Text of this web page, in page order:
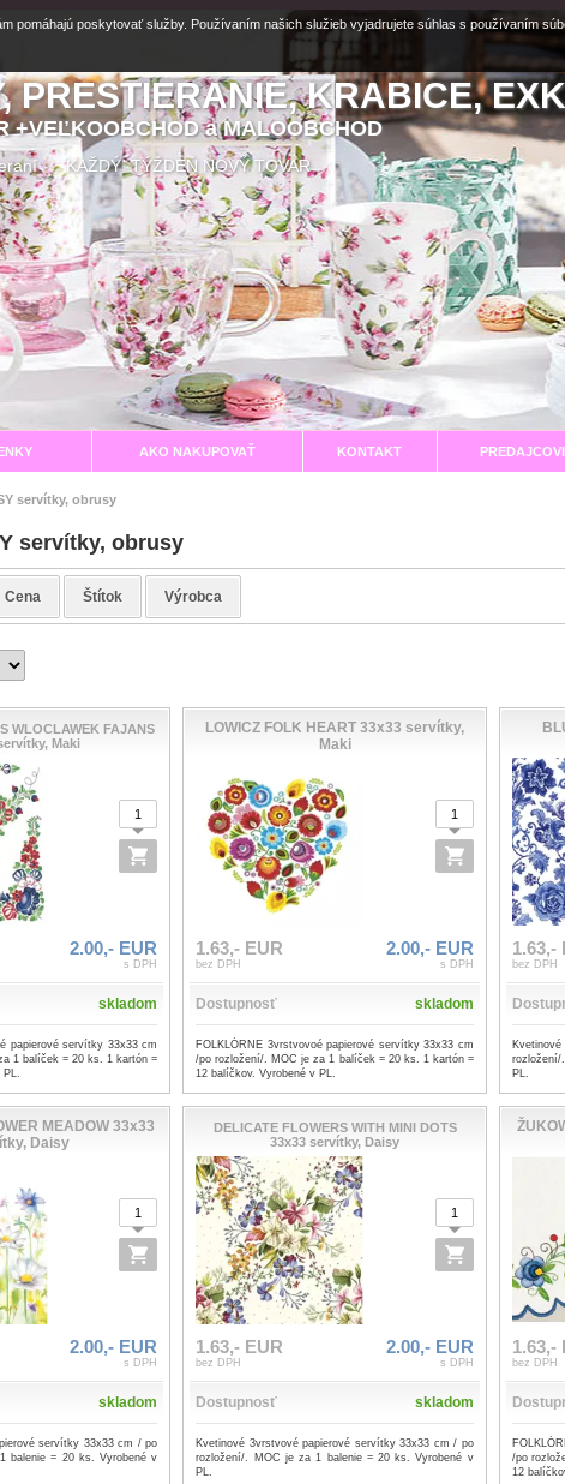
PRESTIERANIE, KRABICE,
+VEĽKOOBCHOD a MALOOBCHOD
KAŽDÝ TÝŽDEŇ NOVÝ TOVAR
AKO NAKUPOVAŤ KONTAKT
servítky, obrusy
servítky, obrusy
Cena Štítok Výrobca
WLOCLAWEK FAJANS
Maki
2.00,- EUR
s DPH
skladom
papierové servítky 33x33 cm
1 balíček = 20 ks. 1 kartón =
PL.
LOWICZ FOLK HEART 33x33 servítky,
Maki
1.63,- EUR
bez DPH
2.00,- EUR
s DPH
Dostupnosť skladom
FOLKLÓRNE 3vrstvovoé papierové servítky 33x33 cm
/po rozložení/. MOC je za 1 balíček = 20 ks. 1 kartón =
12 balíčkov. Vyrobené v PL.
1.63,-
bez DPH
PL.
MEADOW 33x33
Daisy
2.00,- EUR
s DPH
skladom
servítky 33x33 cm / po
balenie = 20 ks. Vyrobené v
DELICATE FLOWERS WITH MINI DOTS
33x33 servítky, Daisy
1.63,- EUR
bez DPH
2.00,- EUR
s DPH
Dostupnosť skladom
Kvetinové 3vrstvové papierové servítky 33x33 cm / po
rozložení/. MOC je za 1 balenie = 20 ks. Vyrobené v
PL.
1.63,-
bez DPH
/po
12
pomáhajú poskytovať služby. Používaním našich služieb vyjadrujete súhlas s používaním